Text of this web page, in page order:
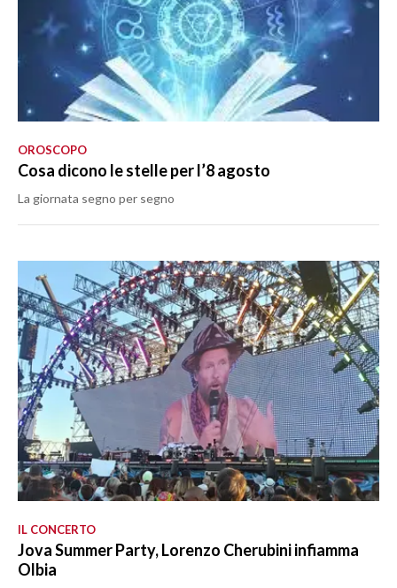
OROSCOPO
Cosa dicono le stelle per l’8 agosto
La giornata segno per segno
IL CONCERTO
Jova Summer Party, Lorenzo Cherubini infiamma
Olbia